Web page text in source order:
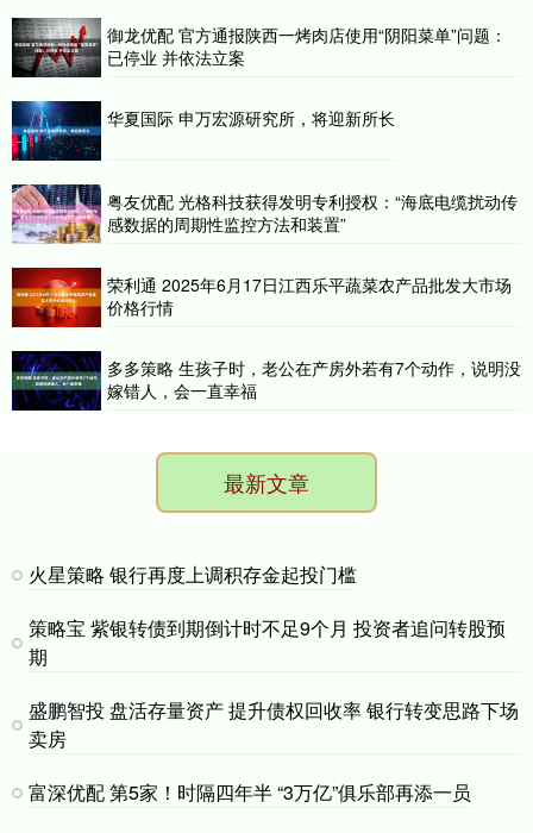
御龙优配 官方通报陕西一烤肉店使用“阴阳菜单”问题：
已停业 并依法立案
华夏国际 申万宏源研究所，将迎新所长
粤友优配 光格科技获得发明专利授权：“海底电缆扰动传
感数据的周期性监控方法和装置”
荣利通 2025年6月17日江西乐平蔬菜农产品批发大市场
价格行情
多多策略 生孩子时，老公在产房外若有7个动作，说明没
嫁错人，会一直幸福
最新文章
火星策略 银行再度上调积存金起投门槛
策略宝 紫银转债到期倒计时不足9个月 投资者追问转股预
期
盛鹏智投 盘活存量资产 提升债权回收率 银行转变思路下场
卖房
富深优配 第5家！时隔四年半 “3万亿”俱乐部再添一员